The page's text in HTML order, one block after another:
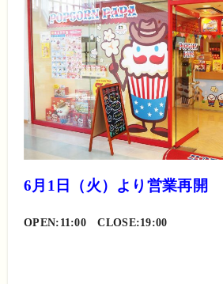
6月1日（火）より営業再開
OPEN:11:00 CLOSE:19:00